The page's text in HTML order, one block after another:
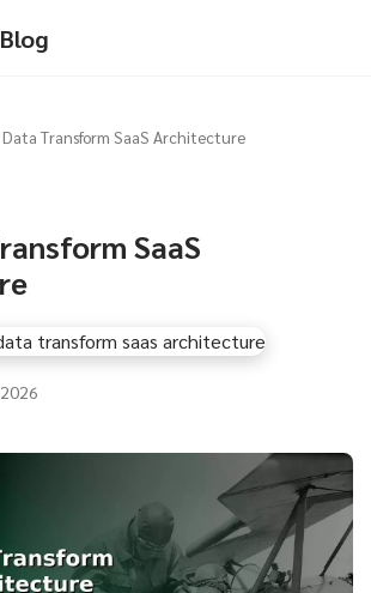
Transform SaaS Architecture
SaaS